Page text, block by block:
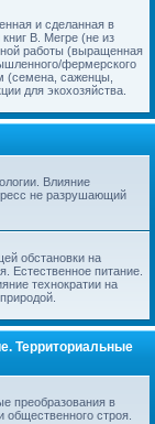
и сделанная в
В. Мегре (не из
работы (выращенная
фермерского
(семена, саженцы,
для экохозяйства.
Влияние
не разрушающий
обстановки на
Естественное питание.
технократии на
Территориальные
преобразования в
общественного строя.